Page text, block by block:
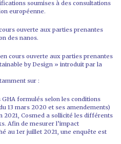
soumises à des consultations
européenne.
ouverte aux parties prenantes
des nanos.
cours ouverte aux parties prenantes
by Design » introduit par la
sur :
GHA formulés selon les conditions
13 mars 2020 et ses amendements)
2021, Cosmed a sollicité les différents
Afin de mesurer l’impact
au 1er juillet 2021, une enquête est